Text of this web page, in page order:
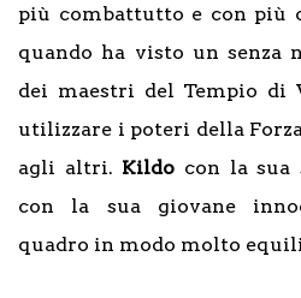
più combattutto e con più
quando ha visto un senza
dei maestri del Tempio di
utilizzare i poteri della
agli altri. Kildo con la sua
con la sua giovane
quadro in modo molto